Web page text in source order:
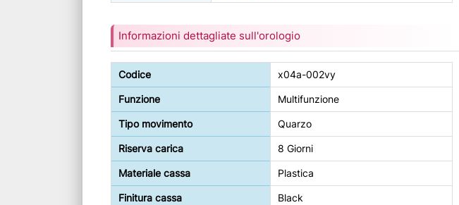
Informazioni dettagliate sull'orologio
Codice x04a-002vy
Funzione Multifunzione
Tipo movimento Quarzo
Riserva carica 8 Giorni
Materiale cassa Plastica
Finitura cassa Black